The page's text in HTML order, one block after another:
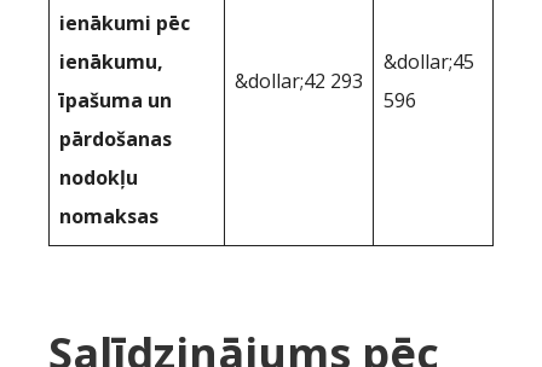
ienākumi pēc
ienākumu,
īpašuma un
pārdošanas
nodokļu
nomaksas
&dollar;42 293
&dollar;45
596
Salīdzinājums pēc